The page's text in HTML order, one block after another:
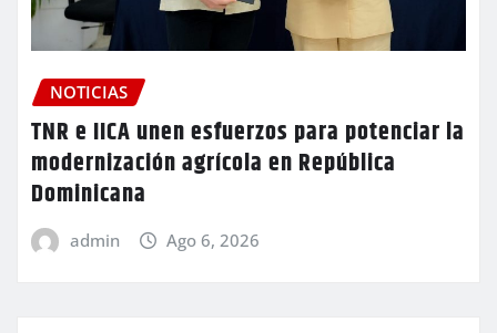
NOTICIAS
TNR e IICA unen esfuerzos para potenciar la
modernización agrícola en República
Dominicana
admin Ago 6, 2026